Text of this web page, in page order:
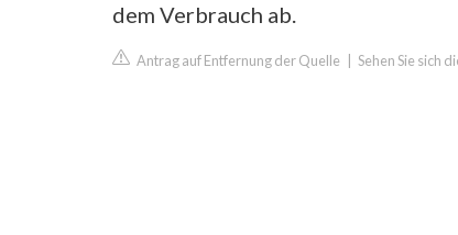
dem Verbrauch ab.
Antrag auf Entfernung der Quelle Sehen Sie sich